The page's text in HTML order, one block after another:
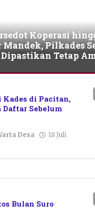
Koperasi
Pilkades
Tetap
di Pacitan,
Daftar Sebelum
Desa
18 Juli
Bulan Suro